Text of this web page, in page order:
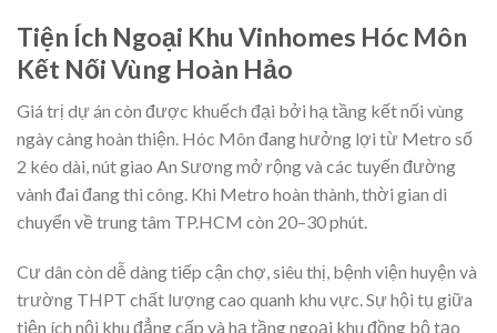
Tiện Ích Ngoại Khu Vinhomes Hóc Môn
Kết Nối Vùng Hoàn Hảo
Giá trị dự án còn được khuếch đại bởi hạ tầng kết nối vùng
ngày càng hoàn thiện. Hóc Môn đang hưởng lợi từ Metro số
2 kéo dài, nút giao An Sương mở rộng và các tuyến đường
vành đai đang thi công. Khi Metro hoàn thành, thời gian di
chuyển về trung tâm TP.HCM còn 20–30 phút.
Cư dân còn dễ dàng tiếp cận chợ, siêu thị, bệnh viện huyện và
trường THPT chất lượng cao quanh khu vực. Sự hội tụ giữa
tiện ích nội khu đẳng cấp và hạ tầng ngoại khu đồng bộ tạo